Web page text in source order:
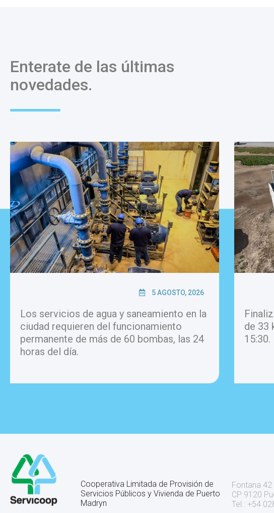
Enterate de las últimas
novedades.
5 AGOSTO, 2026
Los servicios de agua y saneamiento en la
ciudad requieren del funcionamiento
permanente de más de 60 bombas, las 24
horas del día.
de 33
15:30.
Cooperativa Limitada de Provisión de
Servicios Públicos y Vivienda de Puerto
Madryn
Fontana 42
CP 9120
Tel.: +54